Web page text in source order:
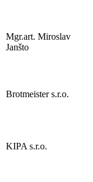
Mgr.art. Miroslav
Janšto
Brotmeister s.r.o.
KIPA s.r.o.